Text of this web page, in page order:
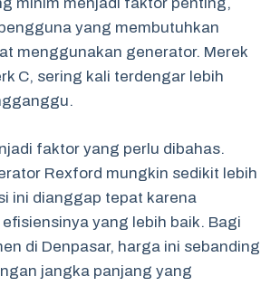
yang membutuhkan
menggunakan generator. Merek
C, sering kali terdengar lebih
faktor yang perlu dibahas.
Rexford mungkin sedikit lebih
ini dianggap tepat karena
yang lebih baik. Bagi
di Denpasar, harga ini sebanding
jangka panjang yang